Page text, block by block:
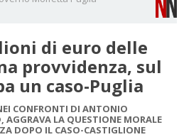
di euro delle
provvidenza, sul
un caso-Puglia
CONFRONTI DI ANTONIO
AGGRAVA LA QUESTIONE MORALE
DOPO IL CASO-CASTIGLIONE